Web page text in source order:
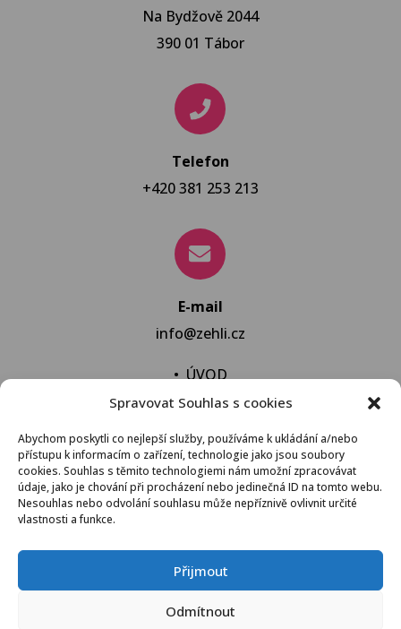
Spravovat Souhlas s cookies
Abychom poskytli co nejlepší služby, používáme k ukládání a/nebo
přístupu k informacím o zařízení, technologie jako jsou soubory
cookies. Souhlas s těmito technologiemi nám umožní zpracovávat
údaje, jako je chování při procházení nebo jedinečná ID na tomto webu.
Nesouhlas nebo odvolání souhlasu může nepříznivě ovlivnit určité
vlastnosti a funkce.
Přijmout
Odmítnout
Na Bydžově 2044
390 01 Tábor
Telefon
+420 381 253 213
E-mail
info@zehli.cz
•ÚVOD
• NOVINKY
•NECHAT VYPRAT
•KONTAKT
VŠEOBECNÉ OBCHODNÍ PODMÍNKY
© 2021 Žehli.cz – Na praní a žehlení je život příliš